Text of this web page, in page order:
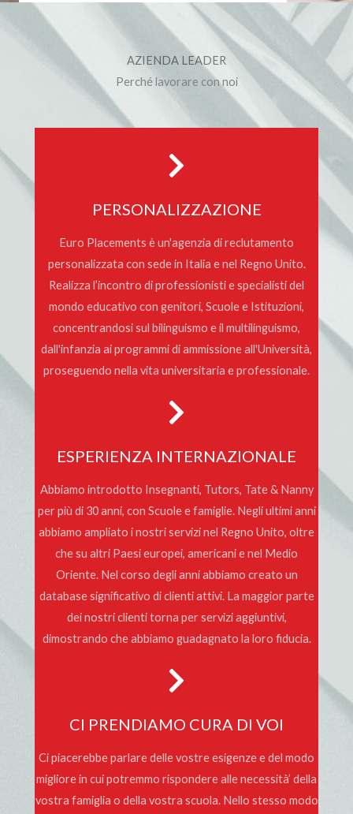
AZIENDA LEADER
Perché lavorare con noi
PERSONALIZZAZIONE
Euro Placements è un'agenzia di reclutamento
personalizzata con sede in Italia e nel Regno Unito.
Realizza l’incontro di professionisti e specialisti del
mondo educativo con genitori, Scuole e Istituzioni,
concentrandosi sul bilinguismo e il multilinguismo,
dall'infanzia ai programmi di ammissione all'Università,
proseguendo nella vita universitaria e professionale.
ESPERIENZA INTERNAZIONALE
Abbiamo introdotto Insegnanti, Tutors, Tate & Nanny
per più di 30 anni, con Scuole e famiglie. Negli ultimi anni
abbiamo ampliato i nostri servizi nel Regno Unito, oltre
che su altri Paesi europei, americani e nel Medio
Oriente. Nel corso degli anni abbiamo creato un
database significativo di clienti attivi. La maggior parte
dei nostri clienti torna per servizi aggiuntivi,
dimostrando che abbiamo guadagnato la loro fiducia.
CI PRENDIAMO CURA DI VOI
Ci piacerebbe parlare delle vostre esigenze e del modo
migliore in cui potremmo rispondere alle necessità’ della
vostra famiglia o della vostra scuola. Nello stesso modo